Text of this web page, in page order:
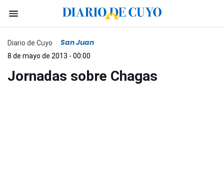
Diario de Cuyo San Juan
8 de mayo de 2013 - 00:00
Jornadas sobre Chagas